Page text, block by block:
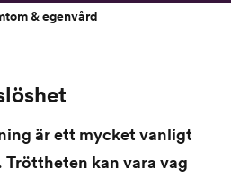
& egenvård
är ett mycket vanligt
kan vara vag